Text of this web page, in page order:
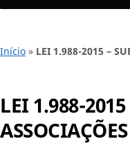
Início » LEI 1.988-2015 –
LEI 1.988-